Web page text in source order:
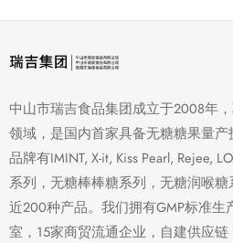
中山市瑞吉食品集团成立于2008年
领域，是国内首家具备无糖糖果量
品牌有IMINT, X-it, Kiss Pearl, Rejee,
系列，无糖棒棒糖系列，无糖润喉
近200种产品。我们拥有GMP标准生
室，15家商贸流通企业，自建供应